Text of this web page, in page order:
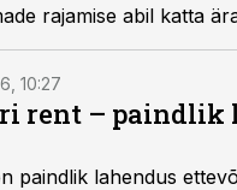
rajamise abil katta
surugaasi konteinerites
10:27
rent – paindlik
paindlik lahendus